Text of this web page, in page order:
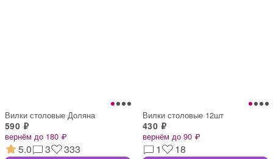
Вилки столовые Доляна
590 ₽
вернём до 180 ₽
5.0 3 333
Вилки столовые 12шт
430 ₽
вернём до 90 ₽
1 18